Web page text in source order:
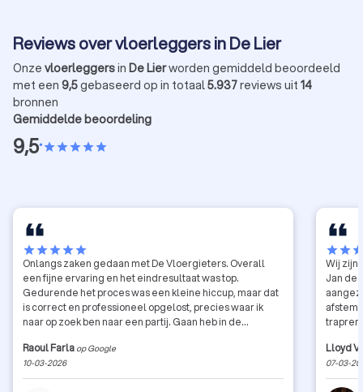
Reviews over vloerleggers in De Lier
Onze vloerleggersin De Lierworden gemiddeld beoordeeld
met een 9,5gebaseerd op in totaal5.937reviews uit 14
bronnen
Gemiddelde beoordeling
9,5•starstarstarstarstar
starstarstarstarstar
Onlangs zaken gedaan met De Vloergieters. Overall
een fijne ervaring en het eindresultaat was top.
Gedurende het proces was een kleine hiccup, maar dat
is correct en professioneel opgelost, precies waar ik
naar op zoek ben naar een partij. Gaan heb in de
Raoul Farla op Google
10-03-2026
starstar
Wij zijn
Jan de
Lloyd
07-03-